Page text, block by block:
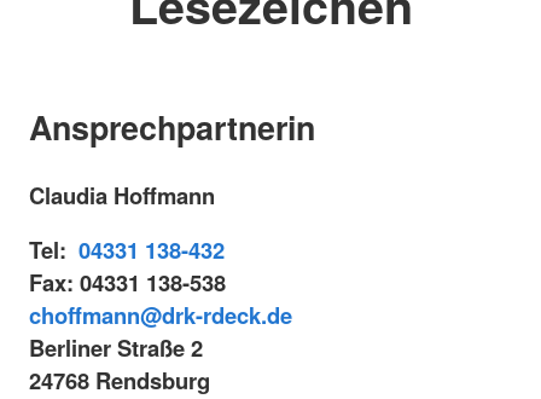
Ansprechpartnerin
Claudia Hoffmann
Tel: 04331 138-432
Fax: 04331 138-538
choffmann@drk-rdeck.de
Berliner Straße 2
24768 Rendsburg